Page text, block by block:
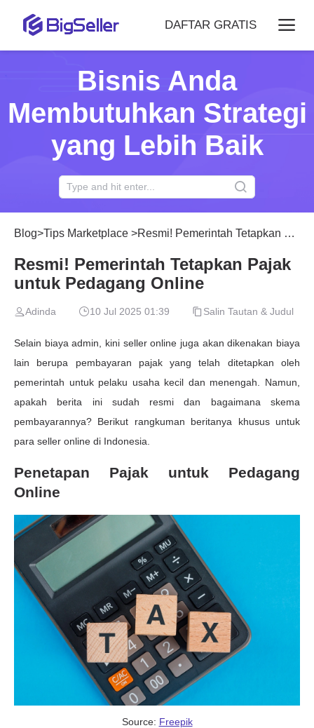
DAFTAR GRATIS
Bisnis Anda
Membutuhkan Strategi
yang Lebih Baik
Blog>Tips Marketplace >Resmi! Pemerintah Tetapkan Pajak untuk Pedagang Online
Resmi! Pemerintah Tetapkan Pajak
untuk Pedagang Online
Adinda 10 Jul 2025 01:39 Salin Tautan & Judul